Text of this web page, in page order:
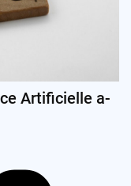
Artificielle a-